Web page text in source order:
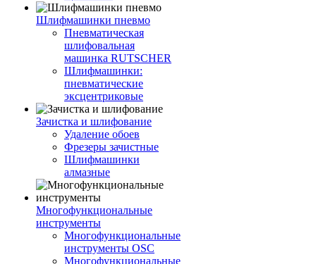
Шлифмашинки пневмо
Пневматическая
шлифовальная
машинка RUTSCHER
Шлифмашинки:
пневматические
эксцентриковые
Зачистка и шлифование
Удаление обоев
Фрезеры зачистные
Шлифмашинки
алмазные
Многофункциональные
инструменты
Многофункциональные
инструменты OSC
Многофункциональные